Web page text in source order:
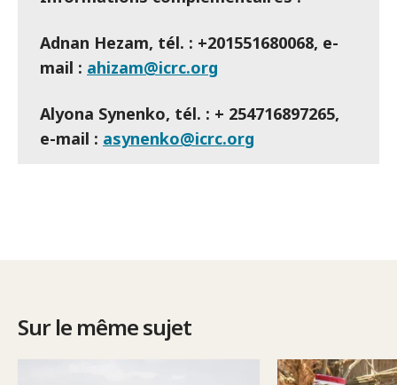
Adnan Hezam, tél. : +201551680068, e-
mail : ahizam@icrc.org
Alyona Synenko, tél. : + 254716897265,
e-mail : asynenko@icrc.org
Sur le même sujet